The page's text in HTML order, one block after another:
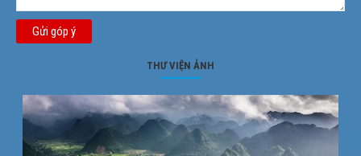
Gửi góp ý
THƯ VIỆN ẢNH